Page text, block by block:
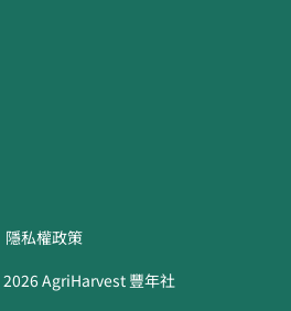
隱私權政策
2026AgriHarvest 豐年社